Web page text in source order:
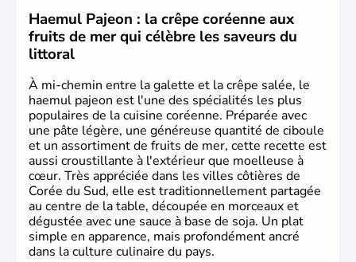
Corée du Nord. Les Jeux Olympiques s’y sont déroulés en
1988, de même que la Coupe du Monde de football en
2002, en collaboration avec le Japon.
Haemul Pajeon : la crêpe coréenne aux
fruits de mer qui célèbre les saveurs du
littoral
À mi-chemin entre la galette et la crêpe salée, le
haemul pajeon est l'une des spécialités les plus
populaires de la cuisine coréenne. Préparée avec
une pâte légère, une généreuse quantité de ciboule
et un assortiment de fruits de mer, cette recette est
aussi croustillante à l'extérieur que moelleuse à
cœur. Très appréciée dans les villes côtières de
Corée du Sud, elle est traditionnellement partagée
au centre de la table, découpée en morceaux et
dégustée avec une sauce à base de soja. Un plat
simple en apparence, mais profondément ancré
dans la culture culinaire du pays.